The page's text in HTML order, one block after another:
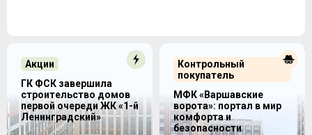
Контрольный
покупатель
МФК «Варшавские
ворота»: портал в мир
комфорта и
безопасности
Акции
ГК ФСК завершила
строительство домов
первой очереди ЖК «1-й
Ленинградский»